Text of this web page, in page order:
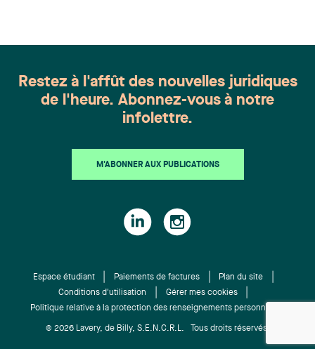
Restez à l'affût des nouvelles juridiques
de l'heure. Abonnez-vous à notre
infolettre.
M'ABONNER AUX PUBLICATIONS
Espace étudiant Paiements de factures
Plan du site
Conditions d'utilisation
Gérer mes cookies
Politique relative à la protection des renseignements personnels
© 2026 Lavery, de Billy, S.E.N.C.R.L. Tous droits réservés.